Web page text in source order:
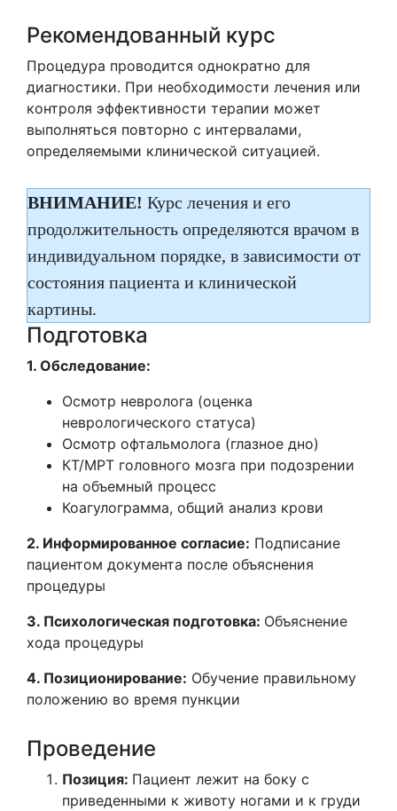
Рекомендованный курс
Процедура проводится однократно для
диагностики. При необходимости лечения или
контроля эффективности терапии может
выполняться повторно с интервалами,
определяемыми клинической ситуацией.
ВНИМАНИЕ! Курс лечения и его
продолжительность определяются врачом в
индивидуальном порядке, в зависимости от
состояния пациента и клинической
картины.
Подготовка
1. Обследование:
Осмотр невролога (оценка
неврологического статуса)
Осмотр офтальмолога (глазное дно)
КТ/МРТ головного мозга при подозрении
на объемный процесс
Коагулограмма, общий анализ крови
2. Информированное согласие: Подписание
пациентом документа после объяснения
процедуры
3. Психологическая подготовка: Объяснение
хода процедуры
4. Позиционирование: Обучение правильному
положению во время пункции
Проведение
Позиция: Пациент лежит на боку с
приведенными к животу ногами и к груди